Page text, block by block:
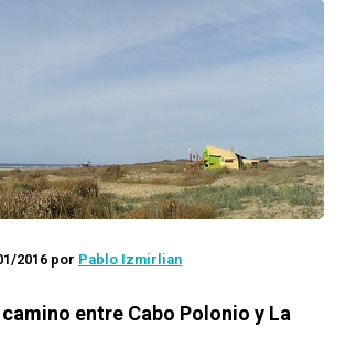
2016 por Pablo Izmirlian
entre Cabo Polonio y La